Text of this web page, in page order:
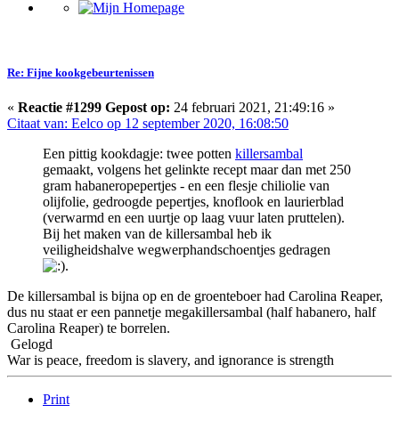
Re: Fijne kookgebeurtenissen
« Reactie #1299 Gepost op: 24 februari 2021, 21:49:16 »
Citaat van: Eelco op 12 september 2020, 16:08:50
Een pittig kookdagje: twee potten killersambal
gemaakt, volgens het gelinkte recept maar dan met 250
gram habaneropepertjes - en een flesje chiliolie van
olijfolie, gedroogde pepertjes, knoflook en laurierblad
(verwarmd en een uurtje op laag vuur laten pruttelen).
Bij het maken van de killersambal heb ik
veiligheidshalve wegwerphandschoentjes gedragen
.
De killersambal is bijna op en de groenteboer had Carolina Reaper,
dus nu staat er een pannetje megakillersambal (half habanero, half
Carolina Reaper) te borrelen.
Gelogd
War is peace, freedom is slavery, and ignorance is strength
Print